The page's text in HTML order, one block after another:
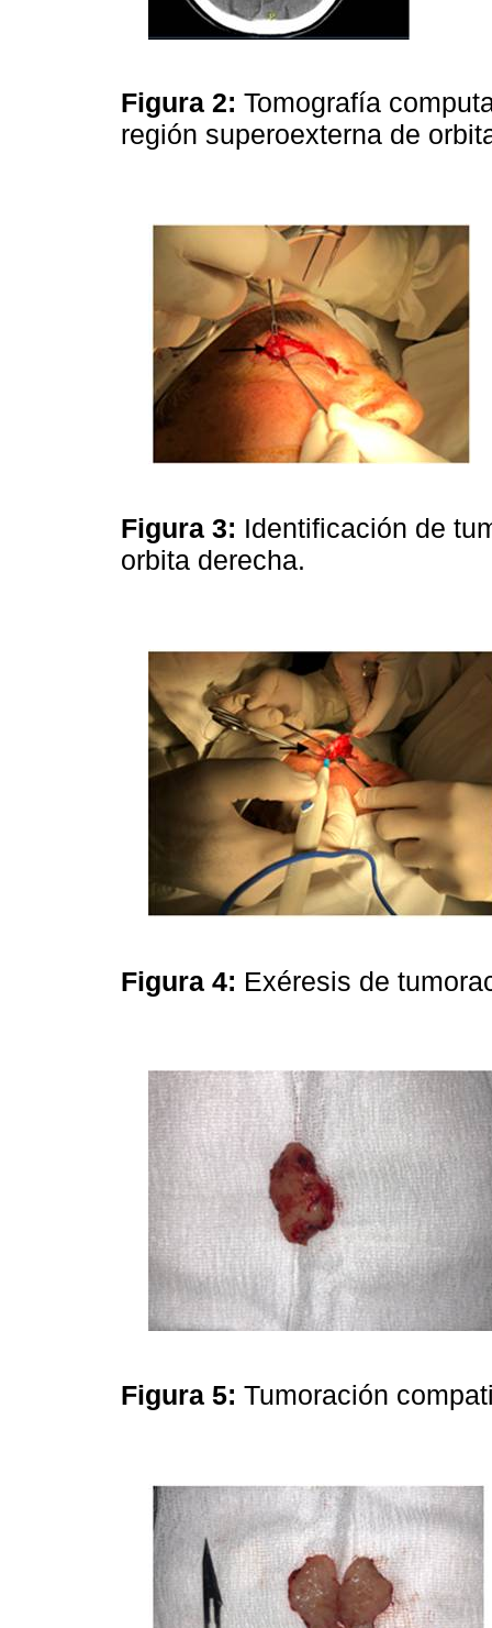
Figura 2: Tomografía
región superoexterna de
Figura 3: Identificación de
orbita derecha.
Figura 4: Exéresis de
Figura 5: Tumoración